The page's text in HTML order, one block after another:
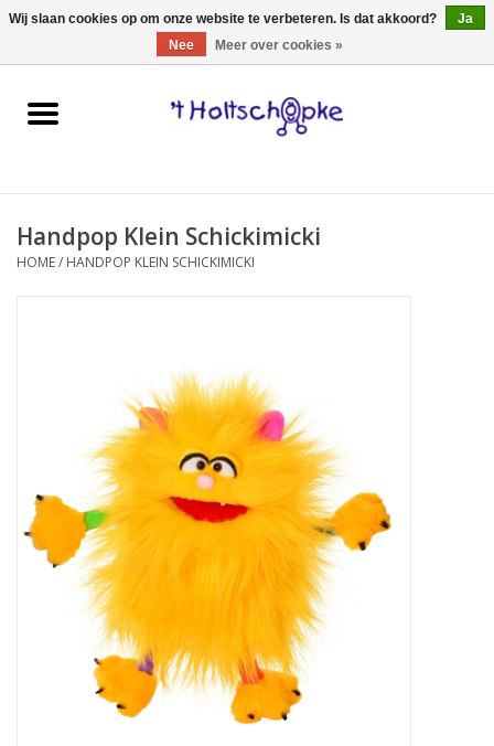
0 Artikelen - €0,00
Home
spellen
kinderkamer
eten & drinken
Handpop Klein Schickimicki
HOME/ HANDPOP KLEIN SCHICKIMICKI
Wij slaan cookies op om onze website te verbeteren. Is dat akkoord?
Ja
Nee
Meer over cookies »